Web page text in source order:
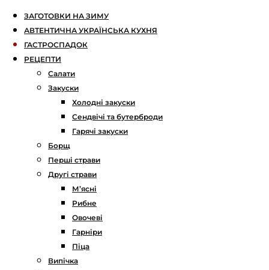
ЗАГОТОВКИ НА ЗИМУ
АВТЕНТИЧНА УКРАЇНСЬКА КУХНЯ
ГАСТРОСПАДОК
РЕЦЕПТИ
Салати
Закуски
Холодні закуски
Сендвічі та бутерброди
Гарячі закуски
Борщ
Перші страви
Другі страви
М’ясні
Рибне
Овочеві
Гарніри
Піца
Випічка